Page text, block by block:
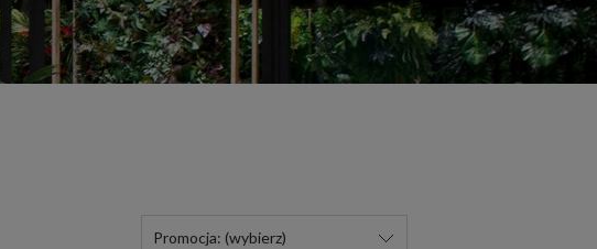
Promocja: (wybierz)